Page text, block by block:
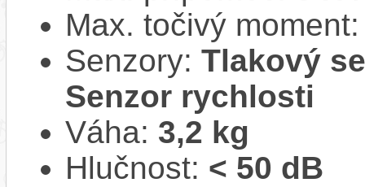
Max. točivý
Senzory: Tlakový
Senzor rychlosti
Váha: 3,2 kg
Hlučnost: < 50 dB